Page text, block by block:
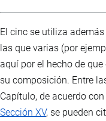
El cinc se utiliza
las que varias (por
aquí por el hecho de
su composición. Entre
Capítulo, de acuerdo
Sección XV, se pueden